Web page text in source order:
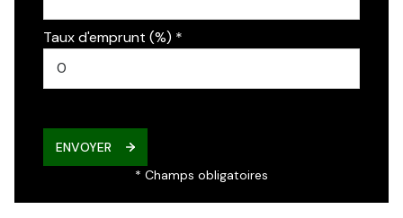
Taux d'emprunt (%) *
ENVOYER
* Champs obligatoires